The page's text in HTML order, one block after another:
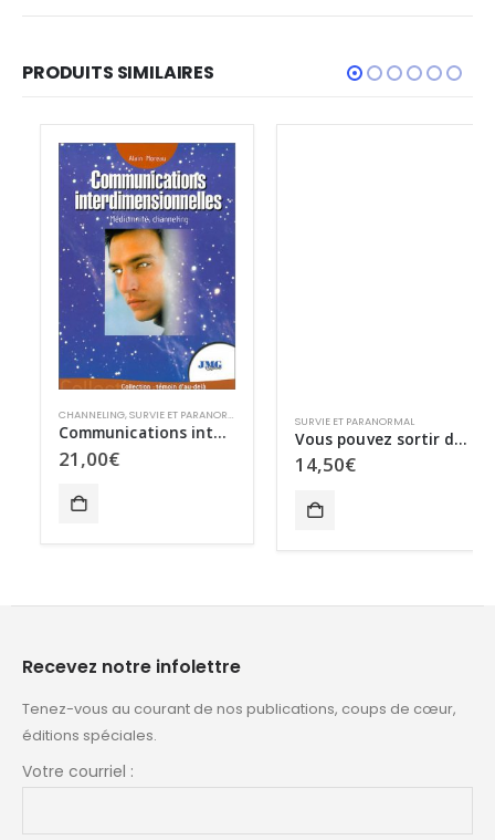
PRODUITS SIMILAIRES
SURVIE ET PARANORMAL
CHANNELING,SURVIE ET PARANORMAL
Communications interdimensionnelles
21,00€
SURVIE ET PARANORMAL
Vous pouvez sortir de votre corps !
14,50€
Recevez notre infolettre
Tenez-vous au courant de nos publications, coups de cœur,
éditions spéciales.
Votre courriel :